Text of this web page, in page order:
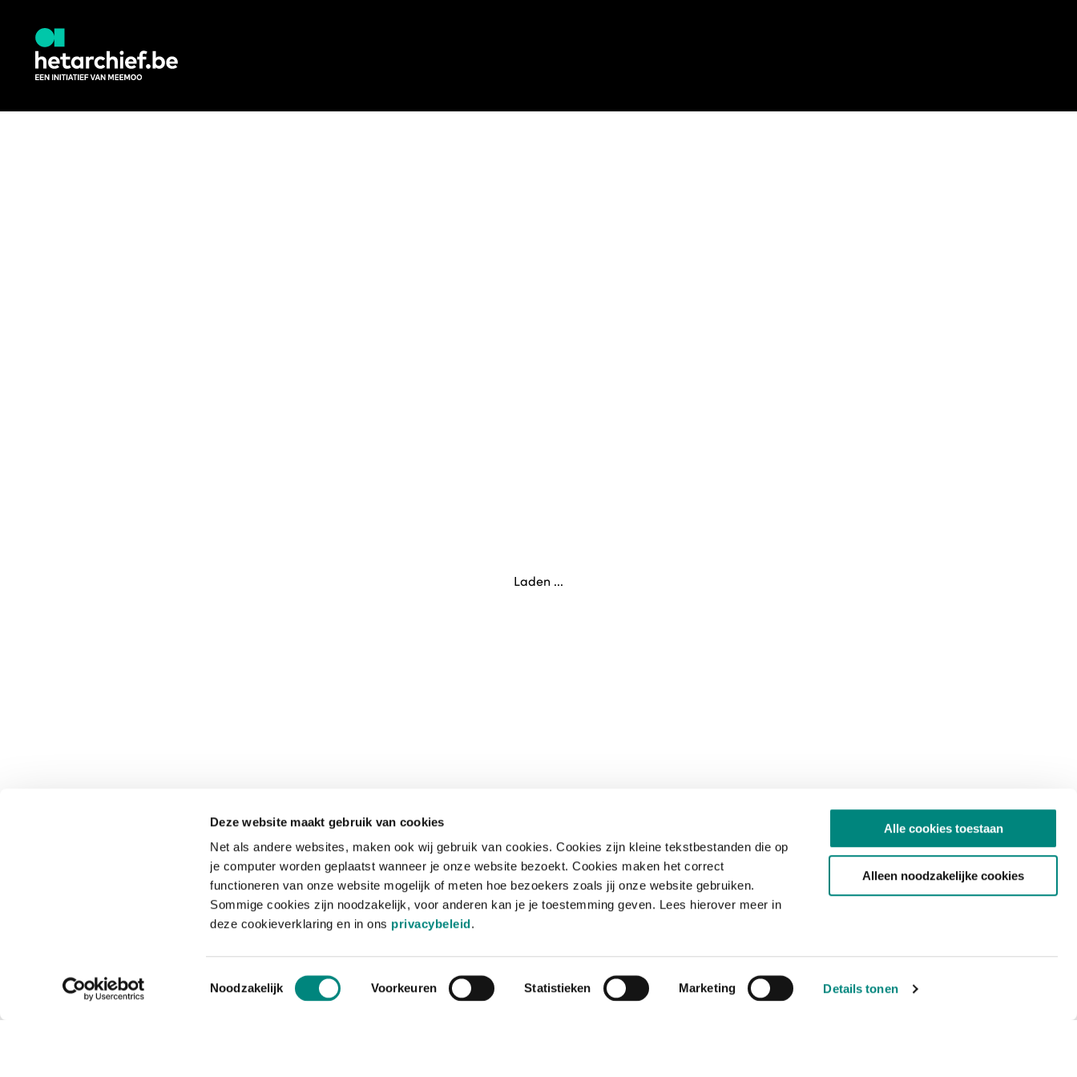
Deze website maakt gebruik van cookies
Net als andere websites, maken ook wij gebruik van cookies. Cookies zijn kleine tekstbestanden die op
je computer worden geplaatst wanneer je onze website bezoekt. Cookies maken het correct
functioneren van onze website mogelijk of meten hoe bezoekers zoals jij onze website gebruiken.
Sommige cookies zijn noodzakelijk, voor anderen kan je je toestemming geven. Lees hierover meer in
deze cookieverklaring en in ons privacybeleid.
Toestemmingsselectie
Noodzakelijk Voorkeuren Statistieken Marketing Details tonen
Alle cookies toestaan
Alleen noodzakelijke cookies
Laden ...